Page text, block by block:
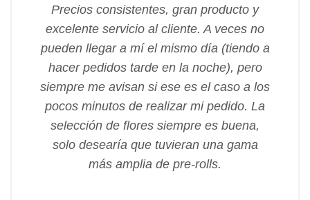
Precios consistentes, gran producto y
excelente servicio al cliente. A veces no
pueden llegar a mí el mismo día (tiendo a
hacer pedidos tarde en la noche), pero
siempre me avisan si ese es el caso a los
pocos minutos de realizar mi pedido. La
selección de flores siempre es buena,
solo desearía que tuvieran una gama
más amplia de pre-rolls.